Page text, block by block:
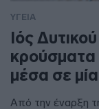
ΥΓΕΙΑ
Ιός
κρούσματα
μέσα σε
Από την έναρξη